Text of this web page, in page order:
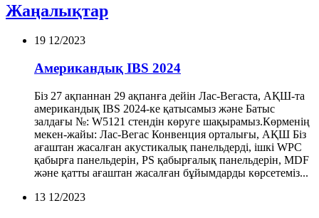
Жаңалықтар
19 12/2023
Американдық IBS 2024
Біз 27 ақпаннан 29 ақпанға дейін Лас-Вегаста, АҚШ-та
американдық IBS 2024-ке қатысамыз және Батыс
залдағы №: W5121 стендін көруге шақырамыз.Көрменің
мекен-жайы: Лас-Вегас Конвенция орталығы, АҚШ Біз
ағаштан жасалған акустикалық панельдерді, ішкі WPC
қабырға панельдерін, PS қабырғалық панельдерін, MDF
және қатты ағаштан жасалған бұйымдарды көрсетеміз...
13 12/2023